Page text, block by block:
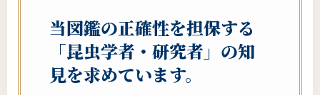
当図鑑の正確性を担保する
「昆虫学者・研究者」の知
見を求めています。